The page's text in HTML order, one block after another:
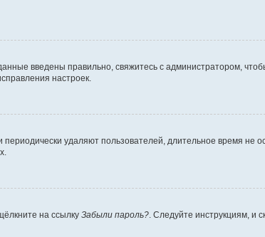
введены правильно, свяжитесь с администратором,
настроек.
удаляют пользователей, длительное время не
на ссылку Забыли пароль?. Следуйте инструкциям, и